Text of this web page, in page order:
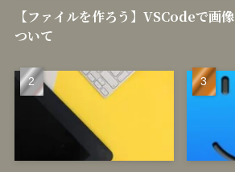
【ファイルを作ろう】VSCodeで画
ついて